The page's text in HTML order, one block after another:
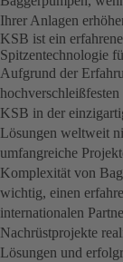
Ihrer Anlagen
KSB ist ein
Spitzentechnologie
Aufgrund der
KSB in der
Lösungen weltweit
umfangreiche
Komplexität von
wichtig, einen
internationalen
Nachrüstprojekte
Lösungen und